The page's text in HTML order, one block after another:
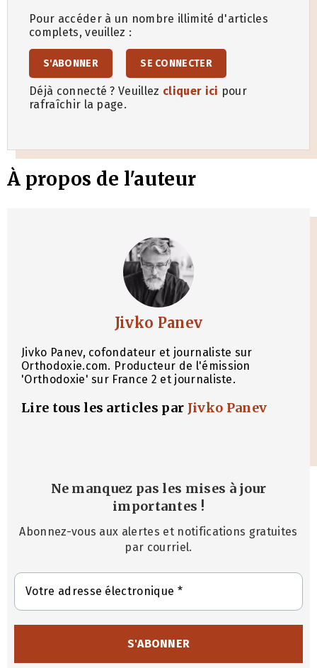
Pour accéder à un nombre illimité d'articles
complets, veuillez :
S'ABONNER SE CONNECTER
Déjà connecté ? Veuillez cliquer ici pour
rafraîchir la page.
À propos de l'auteur
Jivko Panev
Jivko Panev, cofondateur et journaliste sur
Orthodoxie.com. Producteur de l'émission
'Orthodoxie' sur France 2 et journaliste.
Lire tous les articles par Jivko Panev
Ne manquez pas les mises à jour
importantes !
Abonnez-vous aux alertes et notifications gratuites
par courriel.